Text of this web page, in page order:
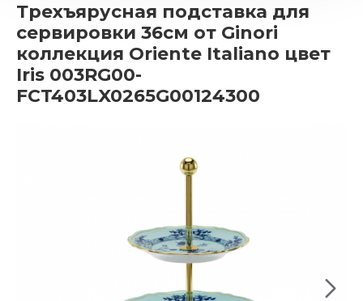
Трехъярусная подставка для
сервировки 36см от Ginori
коллекция Oriente Italiano цвет
Iris 003RG00-
FCT403LX0265G00124300